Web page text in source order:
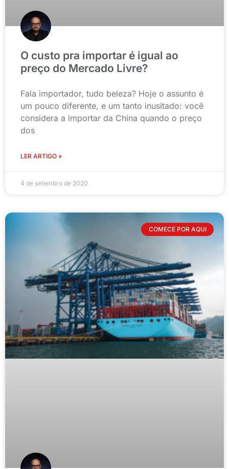
O custo pra importar é igual ao
preço do Mercado Livre?
Fala importador, tudo beleza? Hoje o assunto é
um pouco diferente, e um tanto inusitado: você
considera a importar da China quando o preço
dos
LER ARTIGO »
4 de setembro de 2020
COMECE POR AQUI